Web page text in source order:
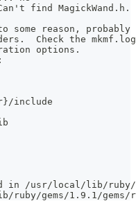
find MagickWand.h.
some reason,
Check the
options.
include
/usr/local/lib/ruby/
gems/1.9.1/gems/